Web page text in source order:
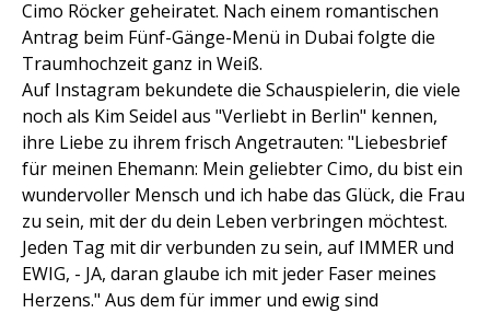
Cimo Röcker geheiratet. Nach einem romantischen
Antrag beim Fünf-Gänge-Menü in Dubai folgte die
Traumhochzeit ganz in Weiß.
Auf Instagram bekundete die Schauspielerin, die viele
noch als Kim Seidel aus "Verliebt in Berlin" kennen,
ihre Liebe zu ihrem frisch Angetrauten: "Liebesbrief
für meinen Ehemann: Mein geliebter Cimo, du bist ein
wundervoller Mensch und ich habe das Glück, die Frau
zu sein, mit der du dein Leben verbringen möchtest.
Jeden Tag mit dir verbunden zu sein, auf IMMER und
EWIG, - JA, daran glaube ich mit jeder Faser meines
Herzens." Aus dem für immer und ewig sind